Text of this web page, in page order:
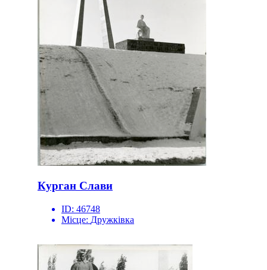
Курган Слави
ID: 46748
Місце: Дружківка